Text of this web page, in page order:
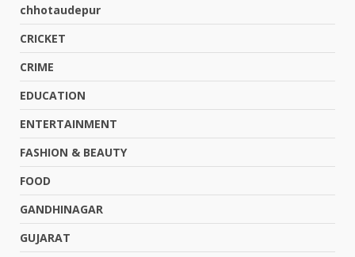
chhotaudepur
CRICKET
CRIME
EDUCATION
ENTERTAINMENT
FASHION & BEAUTY
FOOD
GANDHINAGAR
GUJARAT